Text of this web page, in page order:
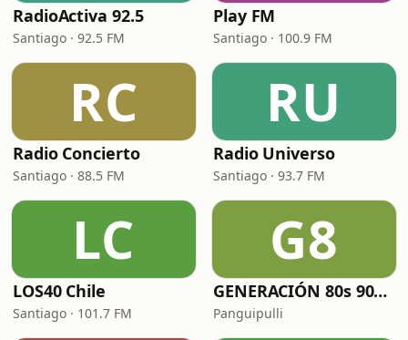
RadioActiva 92.5
Santiago · 92.5 FM
Play FM
Santiago · 100.9 FM
RC
Radio Concierto
Santiago · 88.5 FM
RU
Radio Universo
Santiago · 93.7 FM
LC
LOS40 Chile
Santiago · 101.7 FM
G8
GENERACIÓN 80s 90s Neltume Chile Radio
Panguipulli